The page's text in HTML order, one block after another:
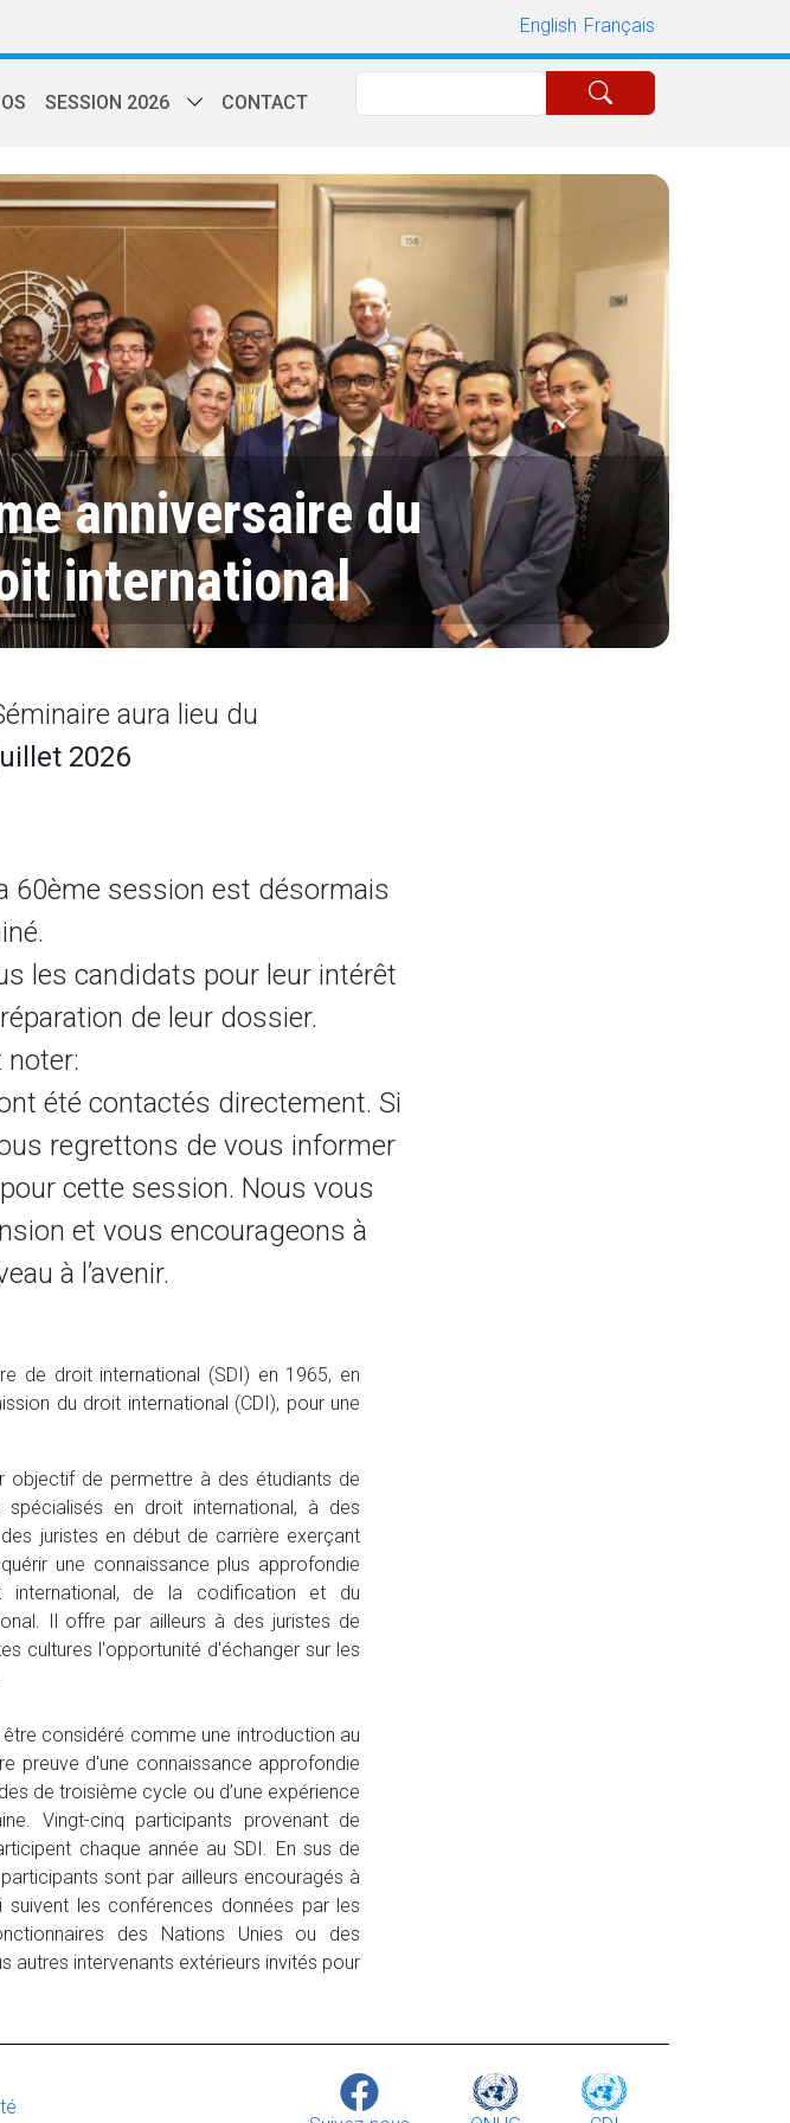
English Français
SESSION 2026 CONTACT
Rechercher
anniversaire du
international
Suivant
aura lieu du
2026
60ème session est désormais
les candidats pour leur intérêt
de leur dossier.
noter:
été contactés directement. Si
regrettons de vous informer
cette session. Nous vous
et vous encourageons à
à l’avenir.
de droit international (SDI) en 1965, en
du droit international (CDI), pour une
objectif de permettre à des étudiants de
en droit international, à des
juristes en début de carrière exerçant
une connaissance plus approfondie
de la codification et du
Il offre par ailleurs à des juristes de
cultures l'opportunité d'échanger sur les
considéré comme une introduction au
preuve d'une connaissance approfondie
de troisième cycle ou d’une expérience
Vingt-cinq participants provenant de
chaque année au SDI. En sus de
sont par ailleurs encouragés à
les conférences données par les
des Nations Unies ou des
autres intervenants extérieurs invités pour
Logo
Image
Logo
Image
Logo
Image